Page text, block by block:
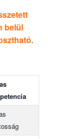
belül